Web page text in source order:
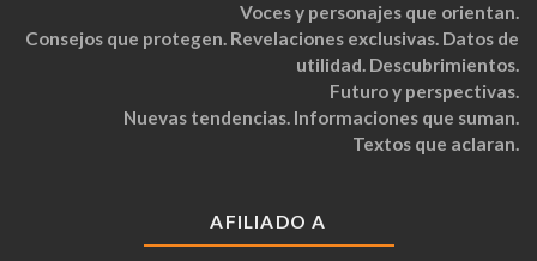
Voces y personajes que orientan.
Consejos que protegen. Revelaciones exclusivas. Datos de
utilidad. Descubrimientos.
Futuro y perspectivas.
Nuevas tendencias. Informaciones que suman.
Textos que aclaran.
AFILIADO A